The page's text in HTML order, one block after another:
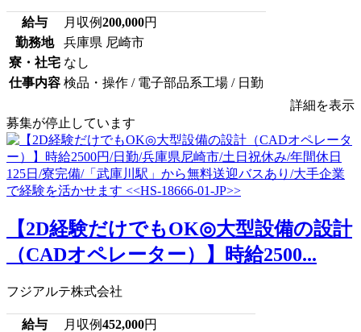
給与 月収例200,000円
勤務地
兵庫県 尼崎市
寮・社宅 なし
仕事内容 検品・操作 / 電子部品系工場 / 日勤
詳細を表示
募集が停止しています
【2D経験だけでもOK◎大型設備の設計
（CADオペレーター）】時給2500...
フジアルテ株式会社
給与 月収例452,000円